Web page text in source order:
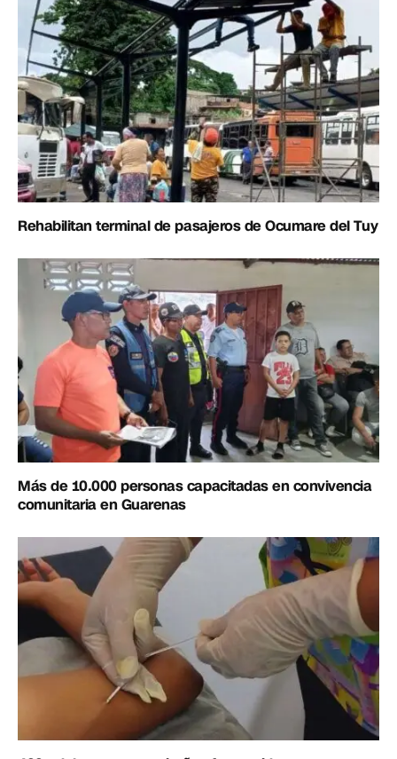
Rehabilitan terminal de pasajeros de Ocumare del Tuy
Más de 10.000 personas capacitadas en convivencia
comunitaria en Guarenas